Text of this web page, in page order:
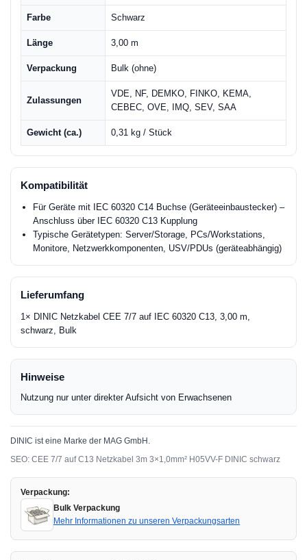
Farbe Schwarz
Länge 3,00 m
Verpackung Bulk (ohne)
Zulassungen
VDE, NF, DEMKO, FINKO, KEMA,
CEBEC, OVE, IMQ, SEV, SAA
Gewicht (ca.) 0,31 kg / Stück
Kompatibilität
Für Geräte mit IEC 60320 C14 Buchse (Geräteeinbaustecker) –
Anschluss über IEC 60320 C13 Kupplung
Typische Gerätetypen: Server/Storage, PCs/Workstations,
Monitore, Netzwerkkomponenten, USV/PDUs (geräteabhängig)
Lieferumfang
1× DINIC Netzkabel CEE 7/7 auf IEC 60320 C13, 3,00 m,
schwarz, Bulk
Hinweise
Nutzung nur unter direkter Aufsicht von Erwachsenen
DINIC ist eine Marke der MAG GmbH.
SEO: CEE 7/7 auf C13 Netzkabel 3m 3×1,0mm² H05VV-F DINIC schwarz
Verpackung:
Bulk Verpackung
Mehr Informationen zu unseren Verpackungsarten